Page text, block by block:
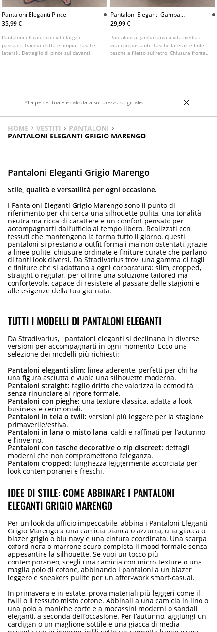
Pantaloni Eleganti Pince
35,99 €
Pantaloni eleganti con vita larga e
passanti. Gamba dritta e ampia. Tasche
laterali. Dettaglio di pince sul davanti.
Pantaloni Eleganti Gamba
Larga Con Pinces
29,99 €
Pantaloni a gamba larga a vita media e
vita con passanti. Tasche laterali e finte
tasche a filetto sul retro. Chiusura frontale
*La percentuale è calcolata sul prezzo originale.
HOME VESTITI
PANTALONI
PANTALONI ELEGANTI GRIGIO MARENGO
Pantaloni Eleganti Grigio Marengo
Stile, qualità e versatilità per ogni occasione.
I Pantaloni Eleganti Grigio Marengo sono il punto di
riferimento per chi cerca una silhouette pulita, una tonalità
neutra ma ricca di carattere e un comfort pensato per
accompagnarti dall’ufficio al tempo libero. Realizzati con
tessuti che mantengono la forma tutto il giorno, questi
pantaloni si prestano a outfit formali ma non ostentati, grazie
a linee pulite, chiusure ordinate e finiture curate che parlano
di tanti look diversi. Da Stradivarius trovi una gamma di tagli
e finiture che si adattano a ogni corporatura: slim, cropped,
straight o regular, per offrire una soluzione tailored ma
confortevole, capace di resistere al passare delle stagioni e
alle esigenze della tua giornata.
TUTTI I MODELLI DI PANTALONI ELEGANTI
Da Stradivarius, i pantaloni eleganti si declinano in diverse
versioni per accompagnarti in ogni momento. Ecco una
selezione dei modelli più richiesti:
Pantaloni eleganti slim: linea aderente, perfetti per chi ha
una figura asciutta e vuole una silhouette moderna.
Pantaloni straight: taglio dritto che valorizza la comodità
senza rinunciare al rigore formale.
Pantaloni con pieghe: una texture classica, adatta a look
business e cerimoniali.
Pantaloni in tela o twill: versioni più leggere per la stagione
primaverile/estiva.
Pantaloni in lana o misto lana: caldi e raffinati per l’autunno
e l’inverno.
Pantaloni con tasche decorative o zip discreet: dettagli
moderni che non compromettono l’eleganza.
Pantaloni cropped: lunghezza leggermente accorciata per
look contemporanei e freschi.
IDEE DI STILE: COME ABBINARE I PANTALONI
ELEGANTI GRIGIO MARENGO
Per un look da ufficio impeccabile, abbina i Pantaloni Eleganti
Grigio Marengo a una camicia bianca o azzurra, una giacca o
blazer grigio o blu navy e una cintura coordinata. Una scarpa
oxford nera o marrone scuro completa il mood formale senza
appesantire la silhouette. Se vuoi un tocco più
contemporaneo, scegli una camicia con micro-texture o una
maglia polo di cotone, abbinando i pantaloni a un blazer
leggero e sneakers pulite per un after-work smart-casual.
In primavera e in estate, prova materiali più leggeri come il
twill o il tessuto misto cotone. Abbinali a una camicia in lino o
una polo a maniche corte e a mocassini moderni o sandali
eleganti, a seconda dell’occasione. Per l’autunno, aggiungi un
cardigan o un maglione sottile e una giacca di media